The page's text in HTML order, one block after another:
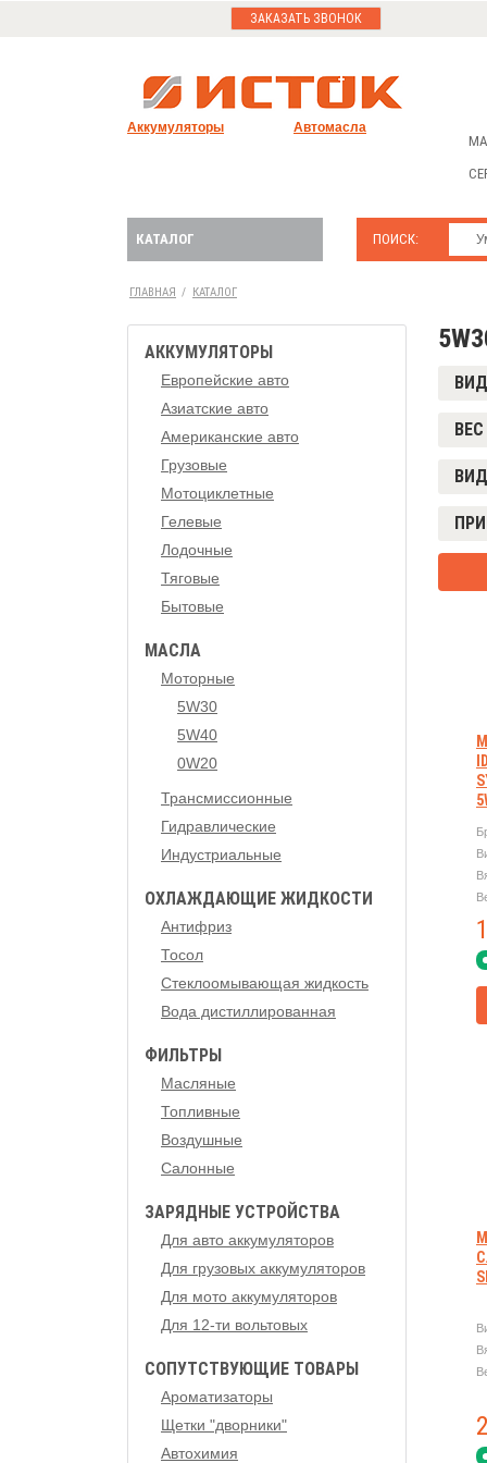
ЗАКАЗАТЬ ЗВОНОК
Аккумуляторы Автомасла
ПОИСК:
КАТАЛОГ
АККУМУЛЯТОРЫ
Европейские авто
Азиатские авто
Американские авто
Грузовые
Мотоциклетные
Гелевые
Лодочные
Тяговые
Бытовые
МАСЛА
Моторные
5W30
5W40
0W20
Трансмиссионные
Гидравлические
Индустриальные
ОХЛАЖДАЮЩИЕ ЖИДКОСТИ
Антифриз
Тосол
Стеклоомывающая жидкость
Вода дистиллированная
ФИЛЬТРЫ
Масляные
Топливные
Воздушные
Салонные
ЗАРЯДНЫЕ УСТРОЙСТВА
Для авто аккумуляторов
Для грузовых аккумуляторов
Для мото аккумуляторов
Для 12-ти вольтовых
СОПУТСТВУЮЩИЕ ТОВАРЫ
Ароматизаторы
Щетки "дворники"
Автохимия
ГЛАВНАЯ / КАТАЛОГ
ВИД